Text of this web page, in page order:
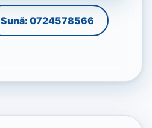
Sună: 0724578566